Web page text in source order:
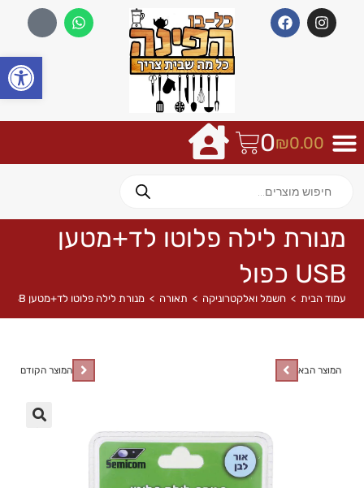
₪0.00
0
מנורת לילה פלוטו לד+מטען
USB כפול
עמוד הבית > חשמל ואלקטרוניקה > תאורה > מנורת לילה פלוטו לד+מטען USB כפול
המוצר הקודם המוצר הבא